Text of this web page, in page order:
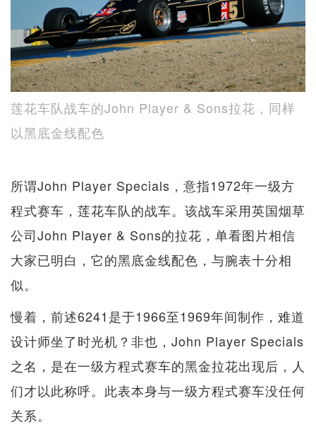
莲花车队战车的John Player & Sons拉花，同样
以黑底金线配色
所谓John Player Specials，意指1972年一级方
程式赛车，莲花车队的战车。该战车采用英国烟草
公司John Player & Sons的拉花，单看图片相信
大家已明白，它的黑底金线配色，与腕表十分相
似。
慢着，前述6241是于1966至1969年间制作，难道
设计师坐了时光机？非也，John Player Specials
之名，是在一级方程式赛车的黑金拉花出现后，人
们才以此称呼。此表本身与一级方程式赛车没任何
关系。